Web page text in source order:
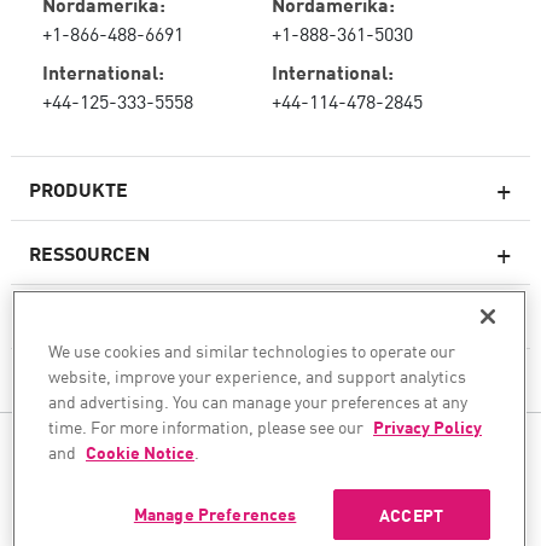
PRODUKTE
Next-Generation-Firewalls
Cloud Network Security
WAF
RESSOURCEN
UNTERNEHMEN
+1-866-488-6691
International:
+44-125-333-5558
+1-888-361-5030
International:
+44-114-478-2845
FOLGEN SIE UNS
Wir unterstützen Ihre KI-Transformation
© 1994–2026 Check Point Software Technologies Ltd. Alle Rechte vorbehalten.
We use cookies and similar technologies to operate our
website, improve your experience, and support analytics
and advertising. You can manage your preferences at any
time. For more information, please see our Privacy Policy
and Cookie Notice.
ACCEPT
Manage Preferences